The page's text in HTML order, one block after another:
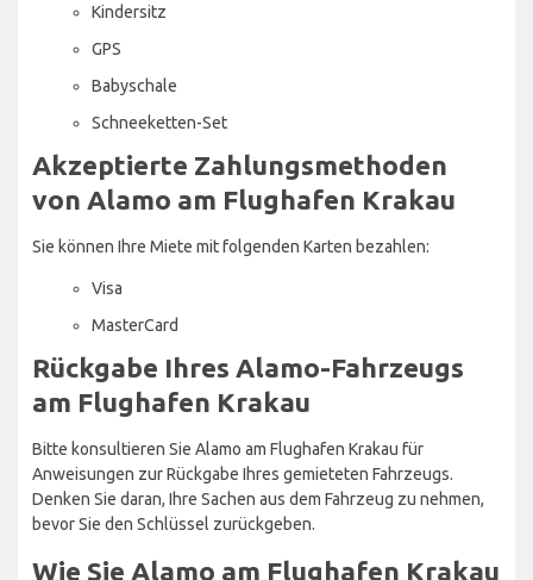
Kindersitz
GPS
Babyschale
Schneeketten-Set
Akzeptierte Zahlungsmethoden
von Alamo am Flughafen Krakau
Sie können Ihre Miete mit folgenden Karten bezahlen:
Visa
MasterCard
Rückgabe Ihres Alamo-Fahrzeugs
am Flughafen Krakau
Bitte konsultieren Sie Alamo am Flughafen Krakau für
Anweisungen zur Rückgabe Ihres gemieteten Fahrzeugs.
Denken Sie daran, Ihre Sachen aus dem Fahrzeug zu nehmen,
bevor Sie den Schlüssel zurückgeben.
Wie Sie Alamo am Flughafen Krakau